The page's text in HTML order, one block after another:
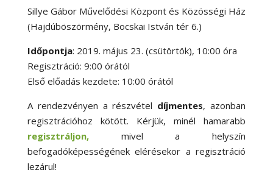
Sillye Gábor Művelődési Központ és Közösségi Ház
(Hajdúböszörmény, Bocskai István tér 6.)
Időpontja: 2019. május 23. (csütörtök), 10:00 óra
Regisztráció: 9:00 órától
Első előadás kezdete: 10:00 órától
A rendezvényen a részvétel díjmentes, azonban
regisztrációhoz kötött. Kérjük, minél hamarabb
regisztráljon,mivel a helyszín
befogadóképességének elérésekor a regisztráció
lezárul!